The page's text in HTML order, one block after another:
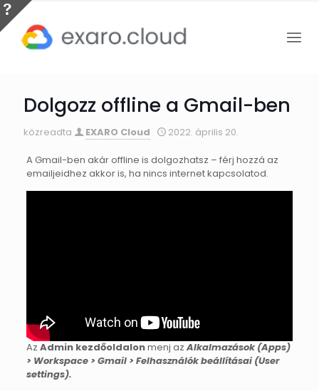
Dolgozz offline a Gmail-ben
közreadta EXARO Cloud 2022. április 20.
A Gmail-ben akár offline is dolgozhatsz – férj hozzá az
emailjeidhez akkor is, ha nincs internet kapcsolatod.
Az Admin kezdőoldalonmenj azAlkalmazások (Apps)
> Workspace > Gmail > Felhasználók beállításai (User
settings).